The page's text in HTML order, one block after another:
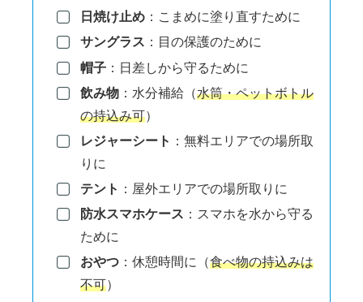
日焼け止め：こまめに塗り直すために
サングラス ：目の保護のために
帽子：日差しから守るために
飲み物：水分補給（水筒・ペットボトル
の持込み可）
レジャーシート ：無料エリアでの場所取
りに
テント ：屋外エリアでの場所取りに
防水スマホケース ：スマホを水から守る
ために
おやつ：休憩時間に（食べ物の持込みは
不可）